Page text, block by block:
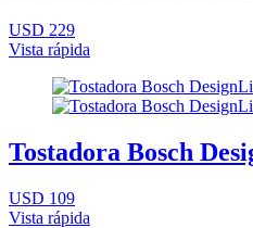
USD 229
Vista rápida
Tostadora Bosch
USD 109
Vista rápida